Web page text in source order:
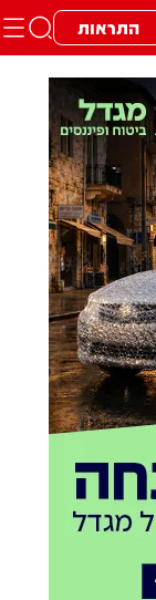
התראות